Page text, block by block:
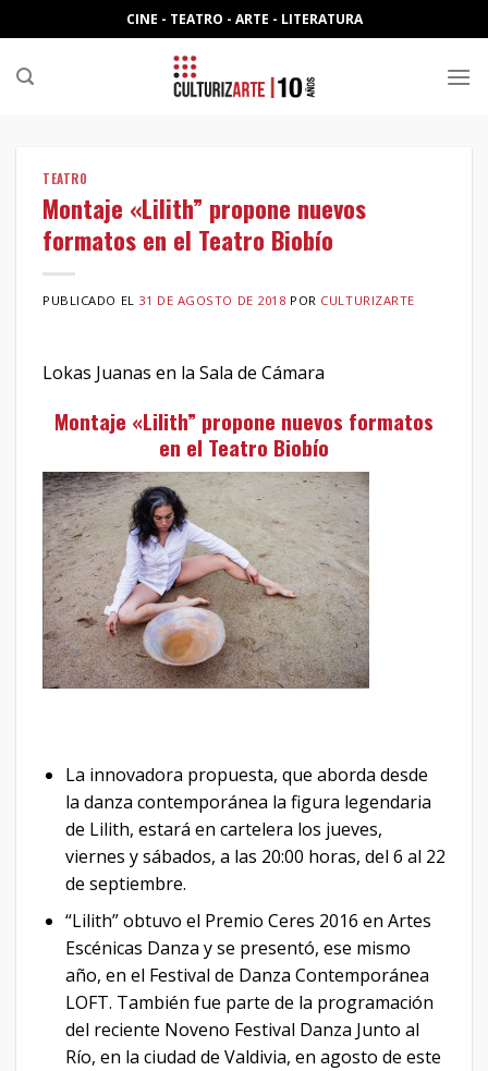
to
content
CINE - TEATRO - ARTE - LITERATURA
TEATRO
Montaje «Lilith” propone nuevos
formatos en el Teatro Biobío
PUBLICADO EL 31 DE AGOSTO DE 2018 POR CULTURIZARTE
Lokas Juanas en la Sala de Cámara
Montaje «Lilith” propone nuevos formatos
en el Teatro Biobío
La innovadora propuesta, que aborda desde
la danza contemporánea la figura legendaria
de Lilith, estará en cartelera los jueves,
viernes y sábados, a las 20:00 horas, del 6 al 22
de septiembre.
“Lilith” obtuvo el Premio Ceres 2016 en Artes
Escénicas Danza y se presentó, ese mismo
año, en el Festival de Danza Contemporánea
LOFT. También fue parte de la programación
del reciente Noveno Festival Danza Junto al
Río, en la ciudad de Valdivia, en agosto de este